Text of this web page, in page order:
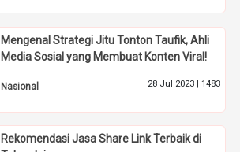
Mengenal Strategi Jitu Tonton Taufik, Ahli
Media Sosial yang Membuat Konten Viral!
Nasional 28 Jul 2023 | 1483
Rekomendasi Jasa Share Link Terbaik di